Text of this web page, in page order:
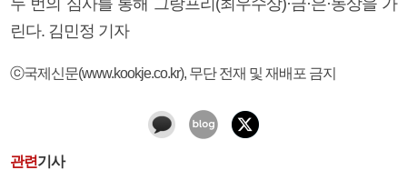
린다. 김민정 기자
ⓒ국제신문(www.kookje.co.kr), 무단 전재 및 재배포 금지
관련기사